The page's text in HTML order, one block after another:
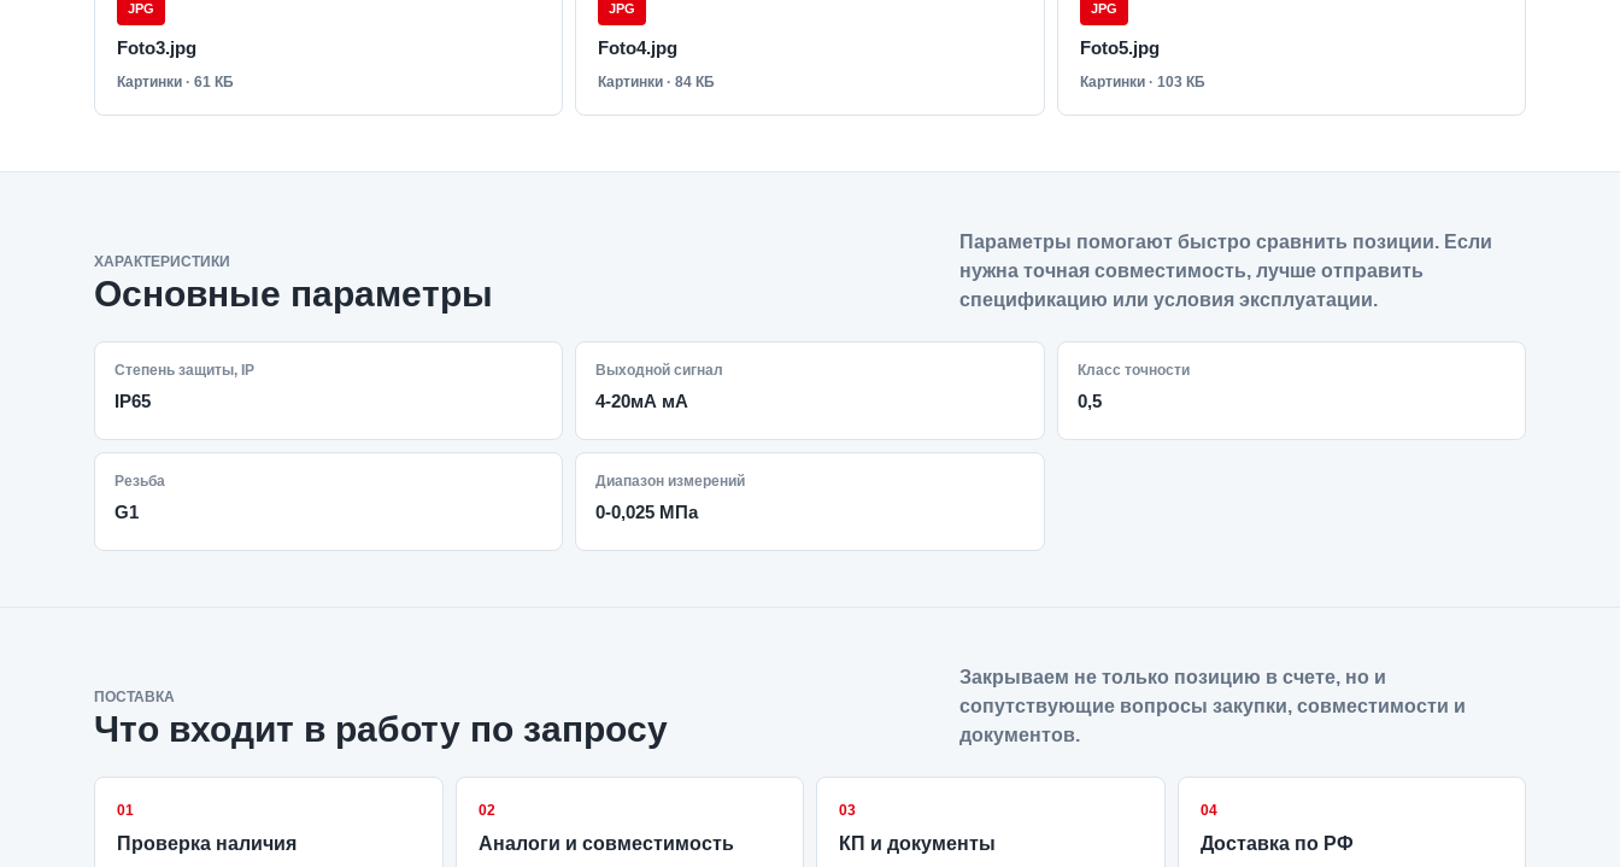
JPG
Foto3.jpg
Картинки · 61 КБ
JPG
Foto4.jpg
Картинки · 84 КБ
JPG
Foto5.jpg
Картинки · 103 КБ
ХАРАКТЕРИСТИКИ
Основные параметры
Параметры помогают быстро сравнить позиции. Если
нужна точная совместимость, лучше отправить
спецификацию или условия эксплуатации.
Степень защиты, IP
IP65
Выходной сигнал
4-20мА мА
Класс точности
0,5
Резьба
G1
Диапазон измерений
0-0,025 МПа
ПОСТАВКА
Что входит в работу по запросу
Закрываем не только позицию в счете, но и
сопутствующие вопросы закупки, совместимости и
документов.
01
Проверка наличия
02
Аналоги и совместимость
03
КП и документы
04
Доставка по РФ